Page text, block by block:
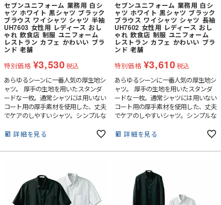
セブンユニフォーム 業務用 白シ
ャツ ホワイト 黒シャツ ブラック
ブラウス ワイシャツ シャツ 半袖
UH7603 女性用 レディース おし
ゃれ 飲食店 制服 ユニフォーム
レストラン カフェ かわいい ブラ
ンド 老舗
特別価格 ¥3,530税込
あらゆるシーンに一番人気の厚生地シ
ャツ。 厚手の生地を用いたスタンダ
ードな一枚。通常シャツには用いない
コート用の厚手素材を使用した、丈夫
でケアのしやすいシャツ。シンプルな
能。ホテルからラーメン店まで幅広く
ャツです。
詳細を見る
セブンユニフォーム 業務用 白シ
ャツ ホワイト 黒シャツ ブラック
ブラウス ワイシャツ シャツ 長袖
UH7602 女性用 レディース おし
ゃれ 飲食店 制服 ユニフォーム
レストラン カフェ かわいい ブラ
ンド 老舗
特別価格 ¥3,610税込
あらゆるシーンに一番人気の厚生地シ
ャツ。 厚手の生地を用いたスタンダ
ードな一枚。通常シャツには用いない
コート用の厚手素材を使用した、丈夫
でケアのしやすいシャツ。シンプルな
能。ホテルからラーメン店まで幅広く
ャツです。
詳細を見る